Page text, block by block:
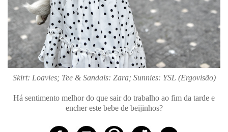
Skirt: Loavies; Tee & Sandals: Zara; Sunnies: YSL (Ergovisão)
Há sentimento melhor do que sair do trabalho ao fim da tarde e
encher este bebe de beijinhos?